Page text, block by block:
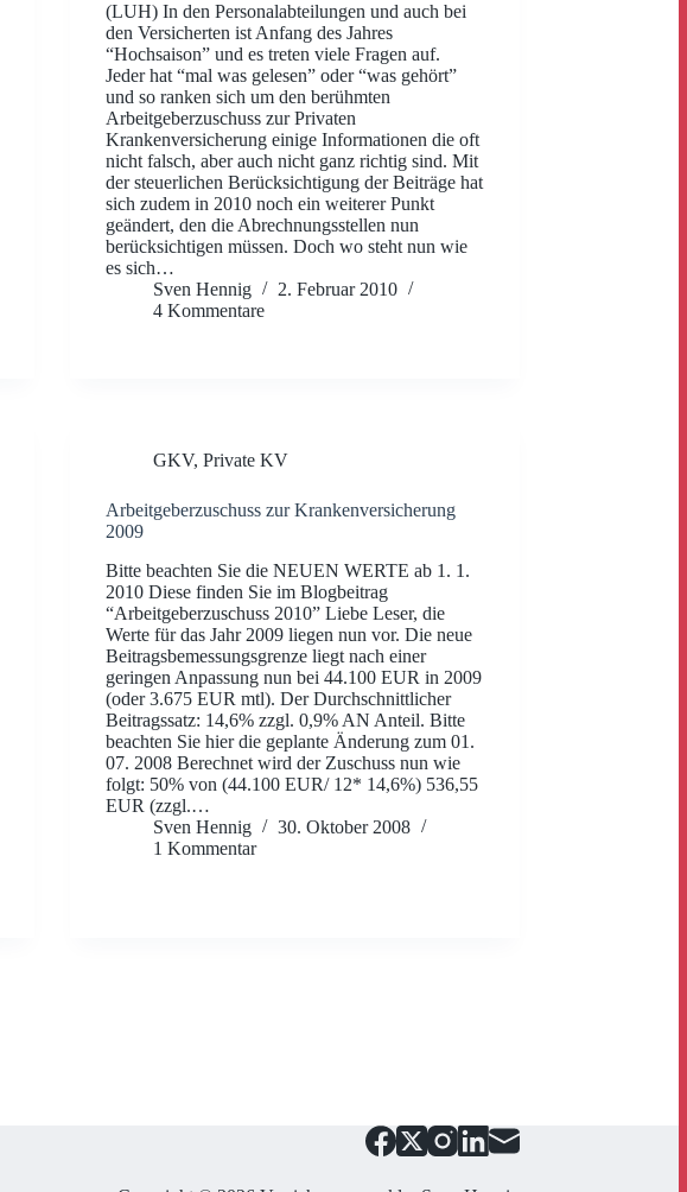
(LUH) In den Personalabteilungen und auch bei
den Versicherten ist Anfang des Jahres
“Hochsaison” und es treten viele Fragen auf.
Jeder hat “mal was gelesen” oder “was gehört”
und so ranken sich um den berühmten
Arbeitgeberzuschuss zur Privaten
Krankenversicherung einige Informationen die oft
nicht falsch, aber auch nicht ganz richtig sind. Mit
der steuerlichen Berücksichtigung der Beiträge hat
sich zudem in 2010 noch ein weiterer Punkt
geändert, den die Abrechnungsstellen nun
berücksichtigen müssen. Doch wo steht nun wie
es sich…
Sven Hennig
2. Februar 2010
4 Kommentare
GKV,Private KV
Arbeitgeberzuschuss zur Krankenversicherung
2009
Bitte beachten Sie die NEUEN WERTE ab 1. 1.
2010 Diese finden Sie im Blogbeitrag
“Arbeitgeberzuschuss 2010” Liebe Leser, die
Werte für das Jahr 2009 liegen nun vor. Die neue
Beitragsbemessungsgrenze liegt nach einer
geringen Anpassung nun bei 44.100 EUR in 2009
(oder 3.675 EUR mtl). Der Durchschnittlicher
Beitragssatz: 14,6% zzgl. 0,9% AN Anteil. Bitte
beachten Sie hier die geplante Änderung zum 01.
07. 2008 Berechnet wird der Zuschuss nun wie
folgt: 50% von (44.100 EUR/ 12* 14,6%) 536,55
EUR (zzgl.…
Sven Hennig
30. Oktober 2008
1 Kommentar